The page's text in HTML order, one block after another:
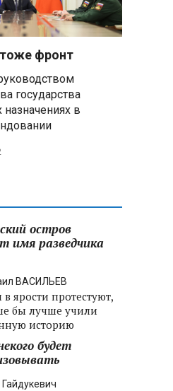
фронт
государства
в
остров
имя разведчика
ВАСИЛЬЕВ
ярости протестуют,
бы лучше учили
историю
будет